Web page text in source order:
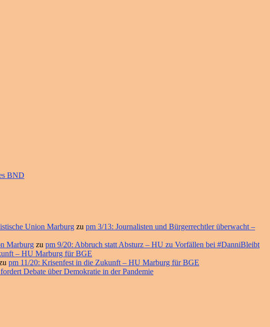
BND
Union Marburg zu pm 3/13: Journalisten und Bürgerrechtler überwacht –
Marburg zu pm 9/20: Abbruch statt Absturz – HU zu Vorfällen bei #DanniBleibt
– HU Marburg für BGE
pm 11/20: Krisenfest in die Zukunft – HU Marburg für BGE
Debate über Demokratie in der Pandemie